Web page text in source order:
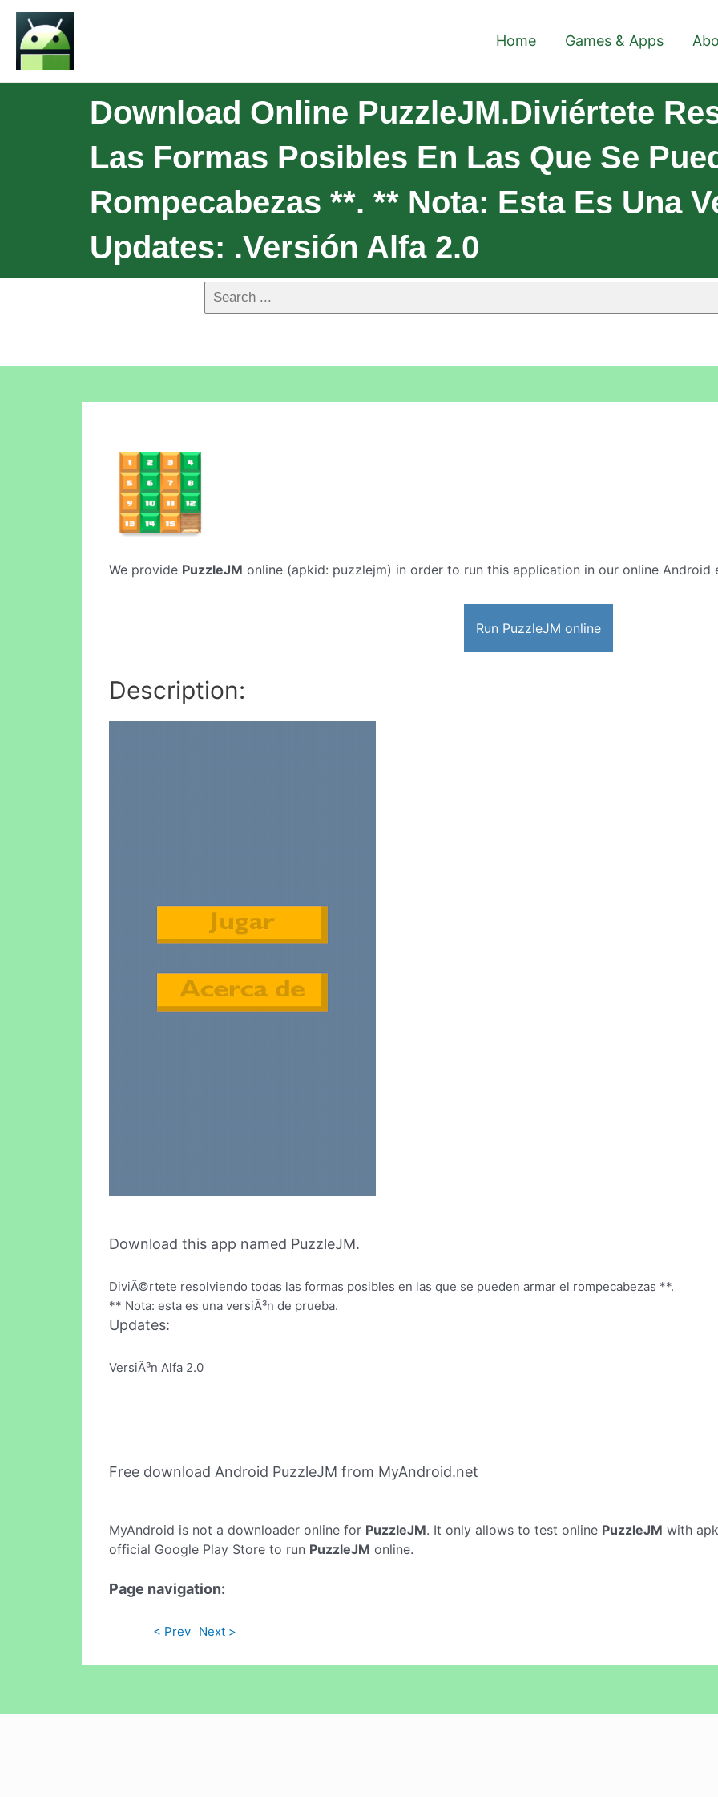
Home Games & Apps
Download Online PuzzleJM.Diviértete
Las Formas Posibles En Las Que Se
Rompecabezas **. ** Nota: Esta Es Una
Updates: .Versión Alfa 2.0
We provide PuzzleJM online (apkid: puzzlejm) in order to run this application in our online Android
Run PuzzleJM online
Description:
Download this app named PuzzleJM.
DiviÃ©rtete resolviendo todas las formas posibles en las que se pueden armar el rompecabezas **.
** Nota: esta es una versiÃ³n de prueba.
Updates:
VersiÃ³n Alfa 2.0
Free download Android PuzzleJM from MyAndroid.net
MyAndroid is not a downloader online for PuzzleJM. It only allows to test online PuzzleJM with
official Google Play Store to run PuzzleJM online.
Page navigation:
< Prev Next >